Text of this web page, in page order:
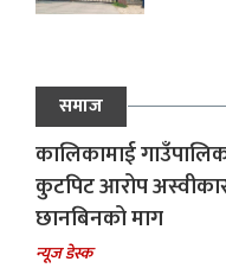
समाज
कालिकामाई
कुटपिट आरोप
छानबिनको माग
न्यूज डेस्क